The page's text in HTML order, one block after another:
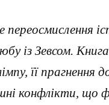
із Зевсом.
її прагнення
конфлікти, що